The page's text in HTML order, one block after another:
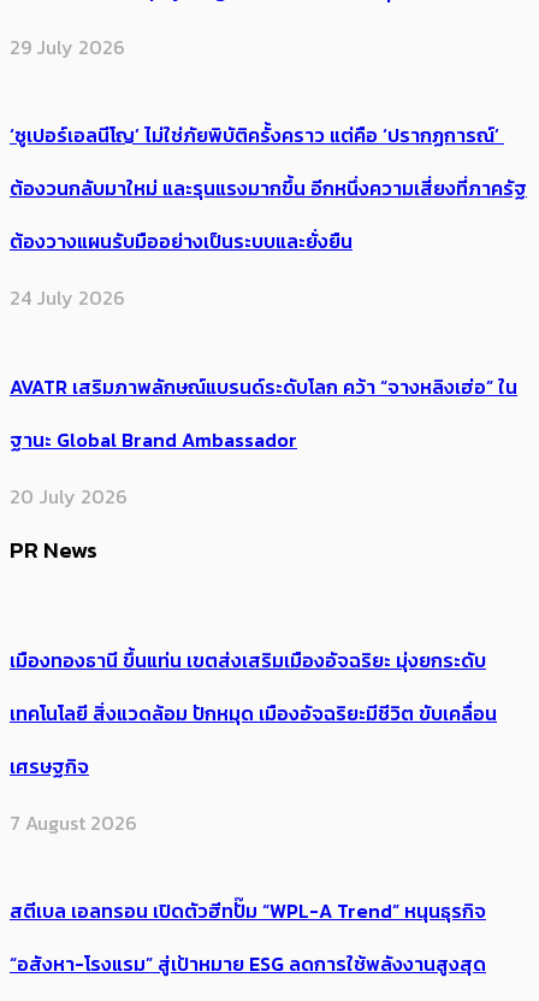
29 July 2026
‘ซูเปอร์เอลนีโญ’ ไม่ใช่ภัยพิบัติครั้งคราว แต่คือ ‘ปรากฏการณ์’ ​
ต้อง​วนกลับมาใหม่ และรุนแรงมากขึ้น อีกหนึ่งความเสี่ยงที่ภาครัฐ
ต้องวางแผนรับมืออย่างเป็นระบบและยั่งยืน
24 July 2026
AVATR เสริมภาพลักษณ์แบรนด์ระดับโลก คว้า “จางหลิงเฮ่อ” ใน
ฐานะ Global Brand Ambassador
20 July 2026
PR News
เมืองทองธานี ขึ้นแท่น เขตส่งเสริมเมืองอัจฉริยะ มุ่งยกระดับ
เทคโนโลยี สิ่งแวดล้อม ปักหมุด เมืองอัจฉริยะมีชีวิต ขับเคลื่อน
เศรษฐกิจ
7 August 2026
สตีเบล เอลทรอน เปิดตัวฮีทปั๊ม “WPL-A Trend” หนุนธุรกิจ
“อสังหา-โรงแรม” สู่เป้าหมาย ESG ลดการใช้พลังงานสูงสุด